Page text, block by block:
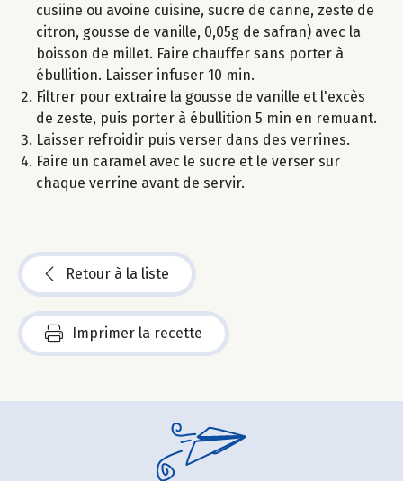
cusiine ou avoine cuisine, sucre de canne, zeste de
citron, gousse de vanille, 0,05g de safran) avec la
boisson de millet. Faire chauffer sans porter à
ébullition. Laisser infuser 10 min.
Filtrer pour extraire la gousse de vanille et l'excès
de zeste, puis porter à ébullition 5 min en remuant.
Laisser refroidir puis verser dans des verrines.
Faire un caramel avec le sucre et le verser sur
chaque verrine avant de servir.
Retour à la liste
Imprimer la recette